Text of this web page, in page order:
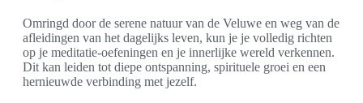
Omringd door de serene natuur van de Veluwe en weg van de
afleidingen van het dagelijks leven, kun je je volledig richten
op je meditatie-oefeningen en je innerlijke wereld verkennen.
Dit kan leiden tot diepe ontspanning, spirituele groei en een
hernieuwde verbinding met jezelf.